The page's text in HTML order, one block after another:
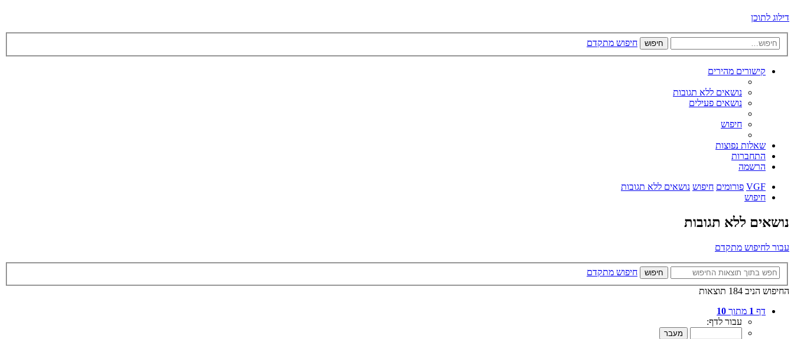
דילוג לתוכן
חיפוש חיפוש מתקדם
קישורים מהירים
נושאים ללא תגובות
נושאים פעילים
חיפוש
שאלות נפוצות
התחברות
הרשמה
VGF פורומים חיפוש נושאים ללא תגובות
חיפוש
נושאים ללא תגובות
עבור לחיפוש מתקדם
חיפוש
חיפוש מתקדם
החיפוש הניב 184 תוצאות
דף 1 מתוך 10
עבור לדף: